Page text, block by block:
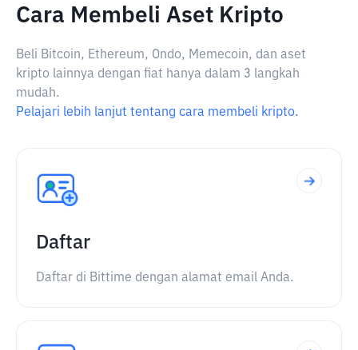
Cara Membeli Aset Kripto
Beli Bitcoin, Ethereum, Ondo, Memecoin, dan aset
kripto lainnya dengan fiat hanya dalam 3 langkah
mudah.
Pelajari lebih lanjut tentang cara membeli kripto.
Daftar
Daftar di Bittime dengan alamat email Anda.